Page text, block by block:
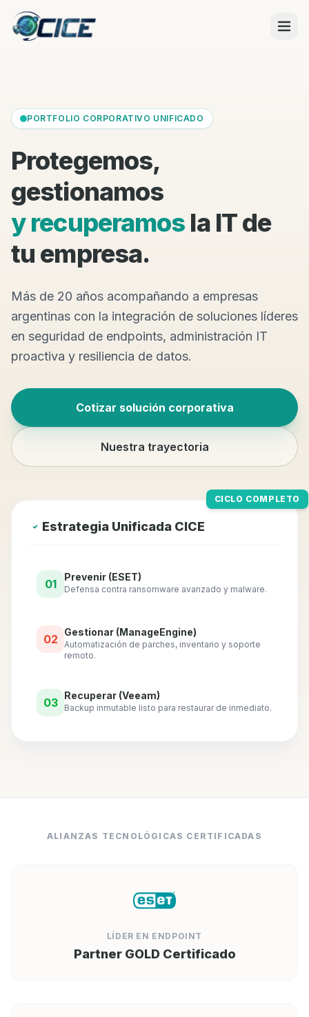
PORTFOLIO CORPORATIVO UNIFICADO
Protegemos,
gestionamos
y recuperamos la IT de
tu empresa.
Más de 20 años acompañando a empresas
argentinas con la integración de soluciones líderes
en seguridad de endpoints, administración IT
proactiva y resiliencia de datos.
Cotizar solución corporativa
Nuestra trayectoria
CICLO COMPLETO
Estrategia Unificada CICE
01
Prevenir (ESET)
Defensa contra ransomware avanzado y malware.
02
Gestionar (ManageEngine)
Automatización de parches, inventario y soporte
remoto.
03
Recuperar (Veeam)
Backup inmutable listo para restaurar de inmediato.
ALIANZAS TECNOLÓGICAS CERTIFICADAS
LÍDER EN ENDPOINT
Partner GOLD Certificado